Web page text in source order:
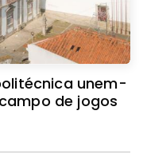
unem-
de jogos